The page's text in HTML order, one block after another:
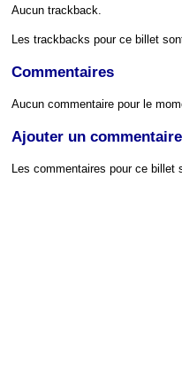
Aucun trackback.
Les trackbacks pour ce billet
Commentaires
Aucun commentaire pour le
Ajouter un commentaire
Les commentaires pour ce billet